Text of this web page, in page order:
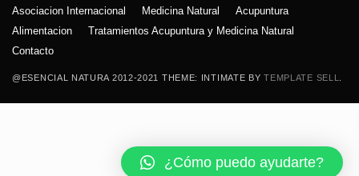
@ESENCIAL NATURA 2012-2021 THEME: INTIMATE BYTEMPLATE SELL
Asociacion Internacional Medicina Natural
Acupuntura
Alimentacion
Tratamientos Acupuntura y Medicina Natural
Contacto
¿Cómo puedo ayudarte?